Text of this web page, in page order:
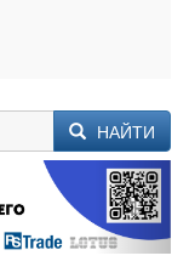
НАЙТИ
Next